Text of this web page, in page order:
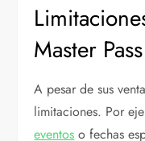
Master Pass
A pesar de sus
limitaciones. Por
eventos o fechas